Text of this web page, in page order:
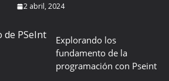
2 abril, 2024
Explorando los
fundamento de la
programación con Pseint